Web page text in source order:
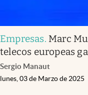
Empresas. Marc
telecos europeas
Sergio Manaut
lunes, 03 de Marzo de 2025